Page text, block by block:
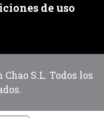
de uso
S.L. Todos los